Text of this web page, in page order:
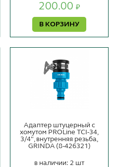
200.00 ₽
В КОРЗИНУ
Адаптер штуцерный с
хомутом PROLine TCI-34,
3/4", внутренняя резьба,
GRINDA (8-426321)
в наличии: 2 шт